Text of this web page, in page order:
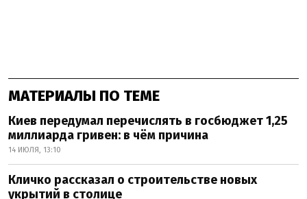
МАТЕРИАЛЫ ПО ТЕМЕ
Киев передумал перечислять в госбюджет 1,25
миллиарда гривен: в чём причина
14 ИЮЛЯ, 13:10
Кличко рассказал о строительстве новых
укрытий в столице